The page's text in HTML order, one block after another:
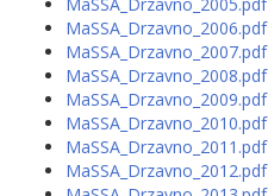
MaSSA_Drzavno_2006.pdf
MaSSA_Drzavno_2007.pdf
MaSSA_Drzavno_2008.pdf
MaSSA_Drzavno_2009.pdf
MaSSA_Drzavno_2010.pdf
MaSSA_Drzavno_2011.pdf
MaSSA_Drzavno_2012.pdf